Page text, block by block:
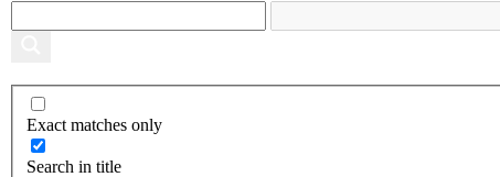
Exact matches only
Search in title